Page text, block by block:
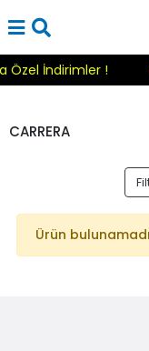
Özel İndirimler !
CARRERA
Ürün